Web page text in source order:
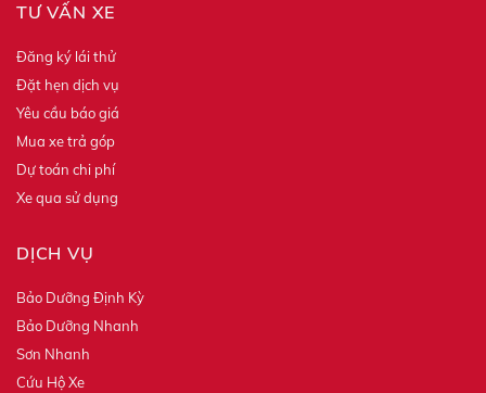
TƯ VẤN XE
Đăng ký lái thử
Đặt hẹn dịch vụ
Yêu cầu báo giá
Mua xe trả góp
Dự toán chi phí
Xe qua sử dụng
DỊCH VỤ
Bảo Dưỡng Định Kỳ
Bảo Dưỡng Nhanh
Sơn Nhanh
Cứu Hộ Xe